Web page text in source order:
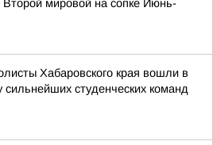
Второй мировой на сопке Июнь-
Хабаровского края вошли в
сильнейших студенческих команд